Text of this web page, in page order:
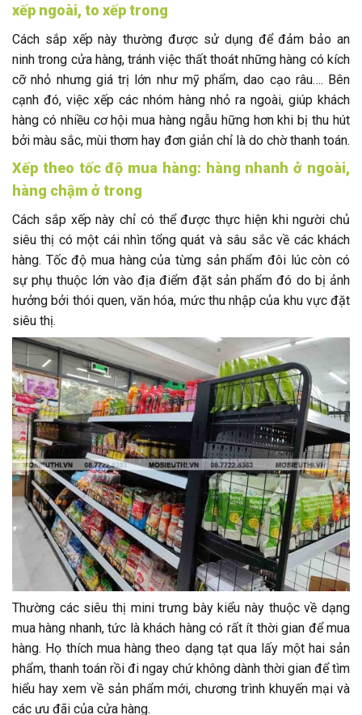
xếp ngoài, to xếp trong
Cách sắp xếp này thường được sử dụng để đảm bảo an
ninh trong cửa hàng, tránh việc thất thoát những hàng có kích
cỡ nhỏ nhưng giá trị lớn như mỹ phẩm, dao cạo râu…. Bên
cạnh đó, việc xếp các nhóm hàng nhỏ ra ngoài, giúp khách
hàng có nhiều cơ hội mua hàng ngẫu hững hơn khi bị thu hút
bởi màu sắc, mùi thơm hay đơn giản chỉ là do chờ thanh toán.
Xếp theo tốc độ mua hàng: hàng nhanh ở ngoài,
hàng chậm ở trong
Cách sắp xếp này chỉ có thể được thực hiện khi người chủ
siêu thị có một cái nhìn tổng quát và sâu sắc về các khách
hàng. Tốc độ mua hàng của từng sản phẩm đôi lúc còn có
sự phụ thuộc lớn vào địa điểm đặt sản phẩm đó do bị ảnh
hưởng bởi thói quen, văn hóa, mức thu nhập của khu vực đặt
siêu thị.
Thường các siêu thị mini trưng bày kiểu này thuộc về dạng
mua hàng nhanh, tức là khách hàng có rất ít thời gian để mua
hàng. Họ thích mua hàng theo dạng tạt qua lấy một hai sản
phẩm, thanh toán rồi đi ngay chứ không dành thời gian để tìm
hiểu hay xem về sản phẩm mới, chương trình khuyến mại và
các ưu đãi của cửa hàng.